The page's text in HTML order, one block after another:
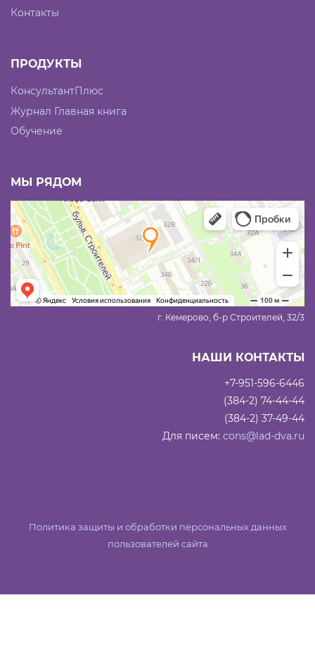
Контакты
ПРОДУКТЫ
КонсультантПлюс
Журнал Главная книга
Обучение
МЫ РЯДОМ
г. Кемерово, б-р Строителей, 32/3
НАШИ КОНТАКТЫ
+7-951-596-6446
(384-2) 74-44-44
(384-2) 37-49-44
Для писем: cons@lad-dva.ru
Политика защиты и обработки персональных данных
пользователей сайта